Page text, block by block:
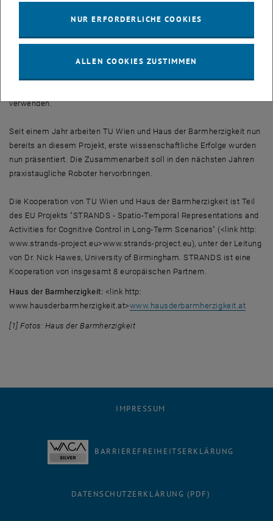
seinem Alltag immer wieder auf ähnliche Objekte trifft, zum Beispiel
Objektkategorie mit bestimmten Eigenschaften handelt“, sagt
verwenden.
Seit einem Jahr arbeiten TU Wien und Haus der Barmherzigkeit nun
bereits an diesem Projekt, erste wissenschaftliche Erfolge wurden
nun präsentiert. Die Zusammenarbeit soll in den nächsten Jahren
praxistaugliche Roboter hervorbringen.
Die Kooperation von TU Wien und Haus der Barmherzigkeit ist Teil
des EU Projekts "STRANDS - Spatio-Temporal Representations and
Activities for Cognitive Control in Long-Term Scenarios" (<link http:
www.strands-project.eu>www.strands-project.eu), unter der Leitung
von Dr. Nick Hawes, University of Birmingham. STRANDS ist eine
Kooperation von insgesamt 8 europäischen Partnern.
Haus der Barmherzigkeit: <link http:
www.hausderbarmherzigkeit.at>www.hausderbarmherzigkeit.at
[1] Fotos: Haus der Barmherzigkeit
IMPRESSUM
BARRIEREFREIHEITSERKLÄRUNG
DATENSCHUTZERKLÄRUNG (PDF)
NUR ERFORDERLICHE COOKIES
ALLEN COOKIES ZUSTIMMEN